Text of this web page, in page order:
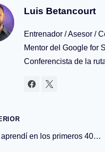
Luis Betancourt
Entrenador / Asesor /
Mentor del Google for
Conferencista de la
aprendí en los primeros 40…